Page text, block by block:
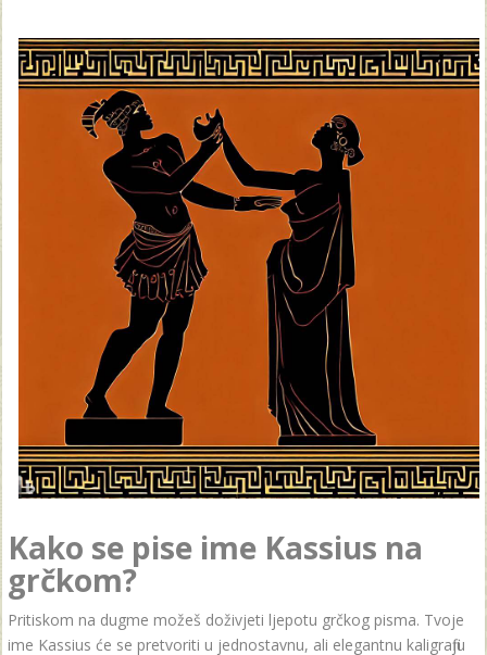
Kako se pise ime Kassius na
grčkom?
Pritiskom na dugme možeš doživjeti ljepotu grčkog pisma. Tvoje
ime Kassius će se pretvoriti u jednostavnu, ali elegantnu kaligrafiju